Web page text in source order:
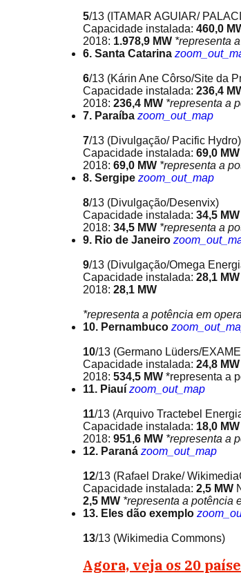
5/13 (ITAMAR AGUIAR/
Capacidade instalada: 460,0
2018: 1.978,9 MW *representa
6. Santa Catarina
6/13 (Kárin Ane Côrso/Site da
Capacidade instalada: 236,4
2018: 236,4 MW *representa a
7. Paraíba zoom_out_map
7/13 (Divulgação/ Pacific Hydro)
Capacidade instalada: 69,0 MW
2018: 69,0 MW *representa a
8. Sergipe zoom_out_map
8/13 (Divulgação/Desenvix)
Capacidade instalada: 34,5 MW
2018: 34,5 MW *representa a
9. Rio de Janeiro
9/13 (Divulgação/Omega
Capacidade instalada: 28,1 MW
2018: 28,1 MW
*representa a potência em
10. Pernambuco
10/13 (Germano Lüders/
Capacidade instalada: 24,8 MW
2018: 534,5 MW *representa a
11. Piauí zoom_out_map
11/13 (Arquivo Tractebel
Capacidade instalada: 18,0 MW
2018: 951,6 MW *representa a
12. Paraná zoom_out_map
12/13 (Rafael Drake/
Capacidade instalada: 2,5 MW
2,5 MW *representa a potência
13. Eles dão exemplo
13/13 (Wikimedia Commons)
Agora, veja os 20